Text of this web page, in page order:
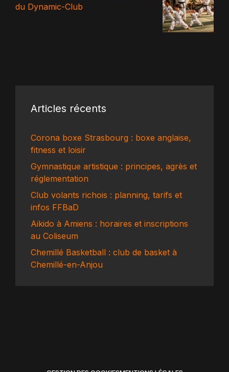
du Dynamic-Club
Articles récents
Corona boxe Strasbourg : boxe anglaise,
fitness et loisir
Gymnastique artistique : principes, agrès et
réglementation
Club volants richois : planning, tarifs et
infos FFBaD
Aikido à Amiens : horaires et inscriptions
au Coliseum
Chemillé Basketball : club de basket à
Chemillé-en-Anjou